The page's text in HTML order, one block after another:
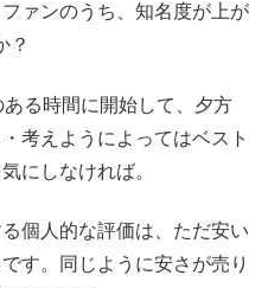
ァンのうち、知名度が上が
？
る時間に開始して、夕方
考えようによってはベスト
にしなければ。
個人的な評価は、ただ安い
す。同じように安さが売り